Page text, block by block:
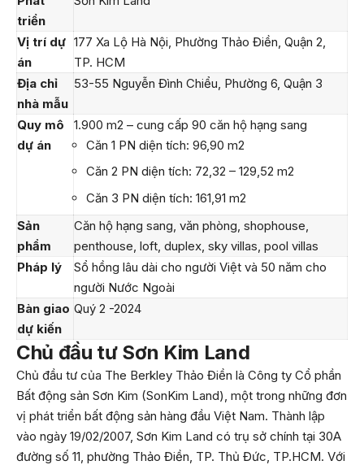
triển
Vị trí dự
án
177 Xa Lộ Hà Nội, Phường Thảo Điền, Quận 2,
TP. HCM
Địa chỉ
nhà mẫu
53-55 Nguyễn Đình Chiểu, Phường 6, Quận 3
Quy mô
dự án
1.900 m2 – cung cấp 90 căn hộ hạng sang
Căn 1 PN diện tích: 96,90 m2
Căn 2 PN diện tích: 72,32 – 129,52 m2
Căn 3 PN diện tích: 161,91 m2
Sản
phẩm
Căn hộ hạng sang, văn phòng, shophouse,
penthouse, loft, duplex, sky villas, pool villas
Pháp lý
Sổ hồng lâu dài cho người Việt và 50 năm cho
người Nước Ngoài
Bàn giao
dự kiến
Quý 2 -2024
Chủ đầu tư Sơn Kim Land
Chủ đầu tư của The Berkley Thảo Điền là Công ty Cổ phần
Bất động sản Sơn Kim (SonKim Land), một trong những đơn
vị phát triển bất động sản hàng đầu Việt Nam. Thành lập
vào ngày 19/02/2007, Sơn Kim Land có trụ sở chính tại 30A
đường số 11, phường Thảo Điền, TP. Thủ Đức, TP.HCM. Với